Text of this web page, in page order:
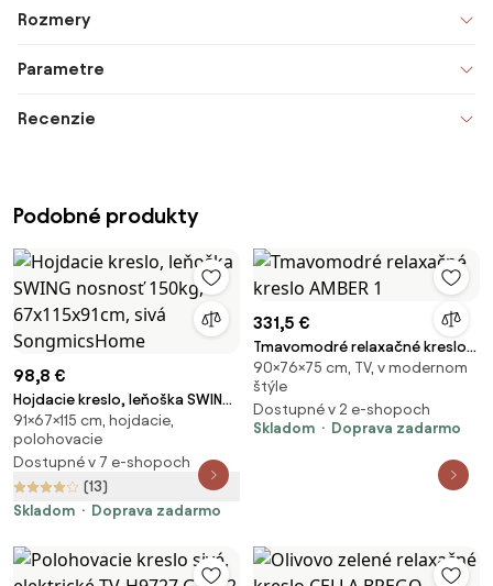
Rozmery
Parametre
Recenzie
Podobné produkty
98,8 €
Hojdacie kreslo, leňoška SWING
nosnosť 150kg, 67x115x91cm,
sivá SongmicsHome
91×67×115 cm, hojdacie,
polohovacie
Dostupné v 7 e-shopoch
(13)
Skladom
Doprava zadarmo
331,5 €
Tmavomodré relaxačné kreslo
AMBER 1
90×76×75 cm, TV, v modernom
štýle
Dostupné v 2 e-shopoch
Skladom
Doprava zadarmo